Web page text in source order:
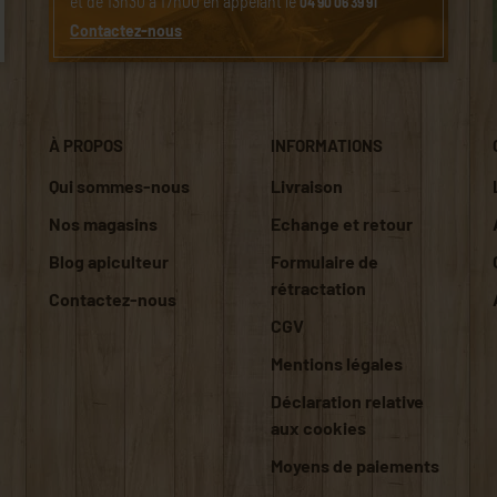
Contactez-nous
À PROPOS
Qui sommes-nous
Nos magasins
Blog apiculteur
Contactez-nous
INFORMATIONS
Livraison
Echange et retour
Formulaire de
rétractation
CGV
Mentions légales
Déclaration relative
aux cookies
Moyens de paiements